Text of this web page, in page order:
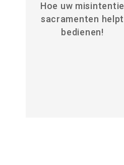
Hoe uw misintentie
sacramenten helpt
bedienen!